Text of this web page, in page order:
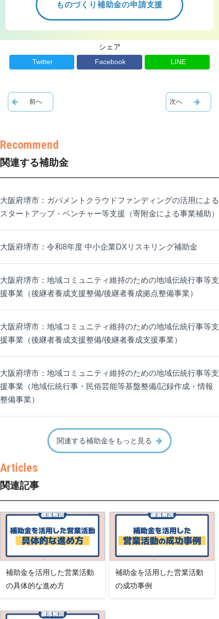
ものづくり補助金の申請支援
シェア
Twitter Facebook LINE
関連する補助金
大阪府堺市：ガバメントクラウドファンディングの活用による
スタートアップ・ベンチャー等支援（寄附金による事業補助）
大阪府堺市：令和8年度 中小企業DXリスキリング補助金
大阪府堺市：地域コミュニティ維持のための地域伝統行事等支
援事業（後継者養成支援整備/後継者養成拠点整備事業）
大阪府堺市：地域コミュニティ維持のための地域伝統行事等支
援事業（後継者養成支援整備/後継者養成支援事業）
大阪府堺市：地域コミュニティ維持のための地域伝統行事等支
援事業（地域伝統行事・民俗芸能等基盤整備/記録作成・情報
整備事業）
関連する補助金をもっと見る
関連記事
補助金を活用した営業活動
の具体的な進め方
補助金を活用した営業活動
の成功事例